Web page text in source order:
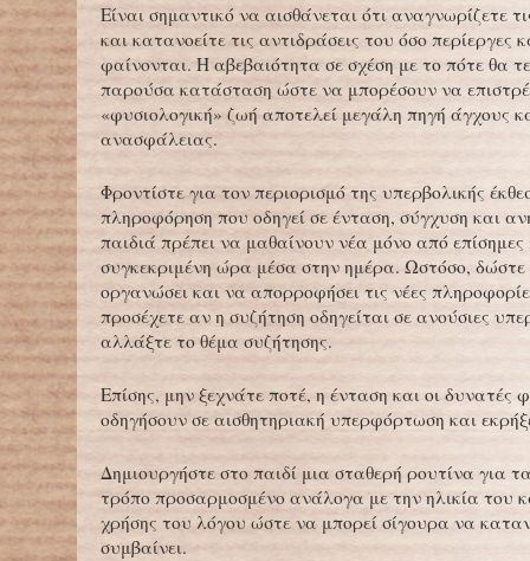
Είναι σημαντικό να αισθάνεται ότι αναγνωρίζετε
και κατανοείτε τις αντιδράσεις του όσο περίεργες
φαίνονται. Η αβεβαιότητα σε σχέση με το πότε θα
παρούσα κατάσταση ώστε να μπορέσουν να
«φυσιολογική» ζωή αποτελεί μεγάλη πηγή άγχους
ανασφάλειας.
Φροντίστε για τον περιορισμό της υπερβολικής
πληροφόρηση που οδηγεί σε ένταση, σύγχυση και
παιδιά πρέπει να μαθαίνουν νέα μόνο από επίσημες
συγκεκριμένη ώρα μέσα στην ημέρα. Ωστόσο,
οργανώσει και να απορροφήσει τις νέες
προσέχετε αν η συζήτηση οδηγείται σε ανούσιες
αλλάξτε το θέμα συζήτησης.
Επίσης, μην ξεχνάτε ποτέ, η ένταση και οι δυνατές
οδηγήσουν σε αισθητηριακή υπερφόρτωση και
Δημιουργήστε στο παιδί μια σταθερή ρουτίνα για
τρόπο προσαρμοσμένο ανάλογα με την ηλικία του
χρήσης του λόγου ώστε να μπορεί σίγουρα να
συμβαίνει.